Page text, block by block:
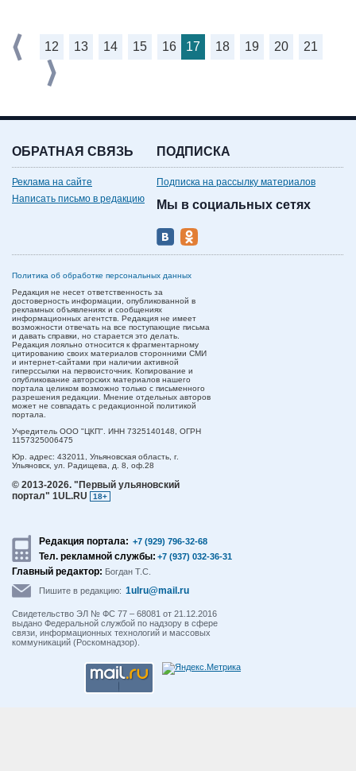
12 13 14 15 16 17 18 19 20 21
ОБРАТНАЯ СВЯЗЬ
Реклама на сайте
Написать письмо в редакцию
ПОДПИСКА
Подписка на рассылку материалов
Мы в социальных сетях
Политика об обработке персональных данных
Редакция не несет ответственность за
достоверность информации, опубликованной в
рекламных объявлениях и сообщениях
информационных агентств. Редакция не имеет
возможности отвечать на все поступающие письма
и давать справки, но старается это делать.
Редакция лояльно относится к фрагментарному
цитированию своих материалов сторонними СМИ
и интернет-сайтами при наличии активной
гиперссылки на первоисточник. Копирование и
опубликование авторских материалов нашего
портала целиком возможно только с письменного
разрешения редакции. Мнение отдельных авторов
может не совпадать с редакционной политикой
портала.
Учредитель ООО "ЦКП". ИНН 7325140148, ОГРН
1157325006475
Юр. адрес: 432011, Ульяновская область, г.
Ульяновск, ул. Радищева, д. 8, оф.28
© 2013-2026. "Первый ульяновский
портал" 1UL.RU
18+
Редакция портала: +7 (929) 796-32-68
Тел. рекламной службы: +7 (937) 032-36-31
Главный редактор: Богдан Т.С.
Пишите в редакцию: 1ulru@mail.ru
Свидетельство ЭЛ № ФС 77 – 68081 от 21.12.2016
выдано Федеральной службой по надзору в сфере
связи, информационных технологий и массовых
коммуникаций (Роскомнадзор).